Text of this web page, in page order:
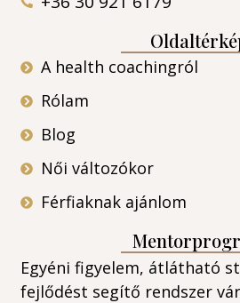
A health coachingról
Rólam
Blog
Női változókor
Férfiaknak ajánlom
Egyéni figyelem, átlátható
fejlődést segítő rendszer